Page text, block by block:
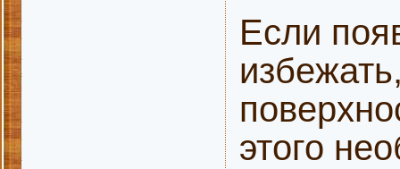
Если
этого